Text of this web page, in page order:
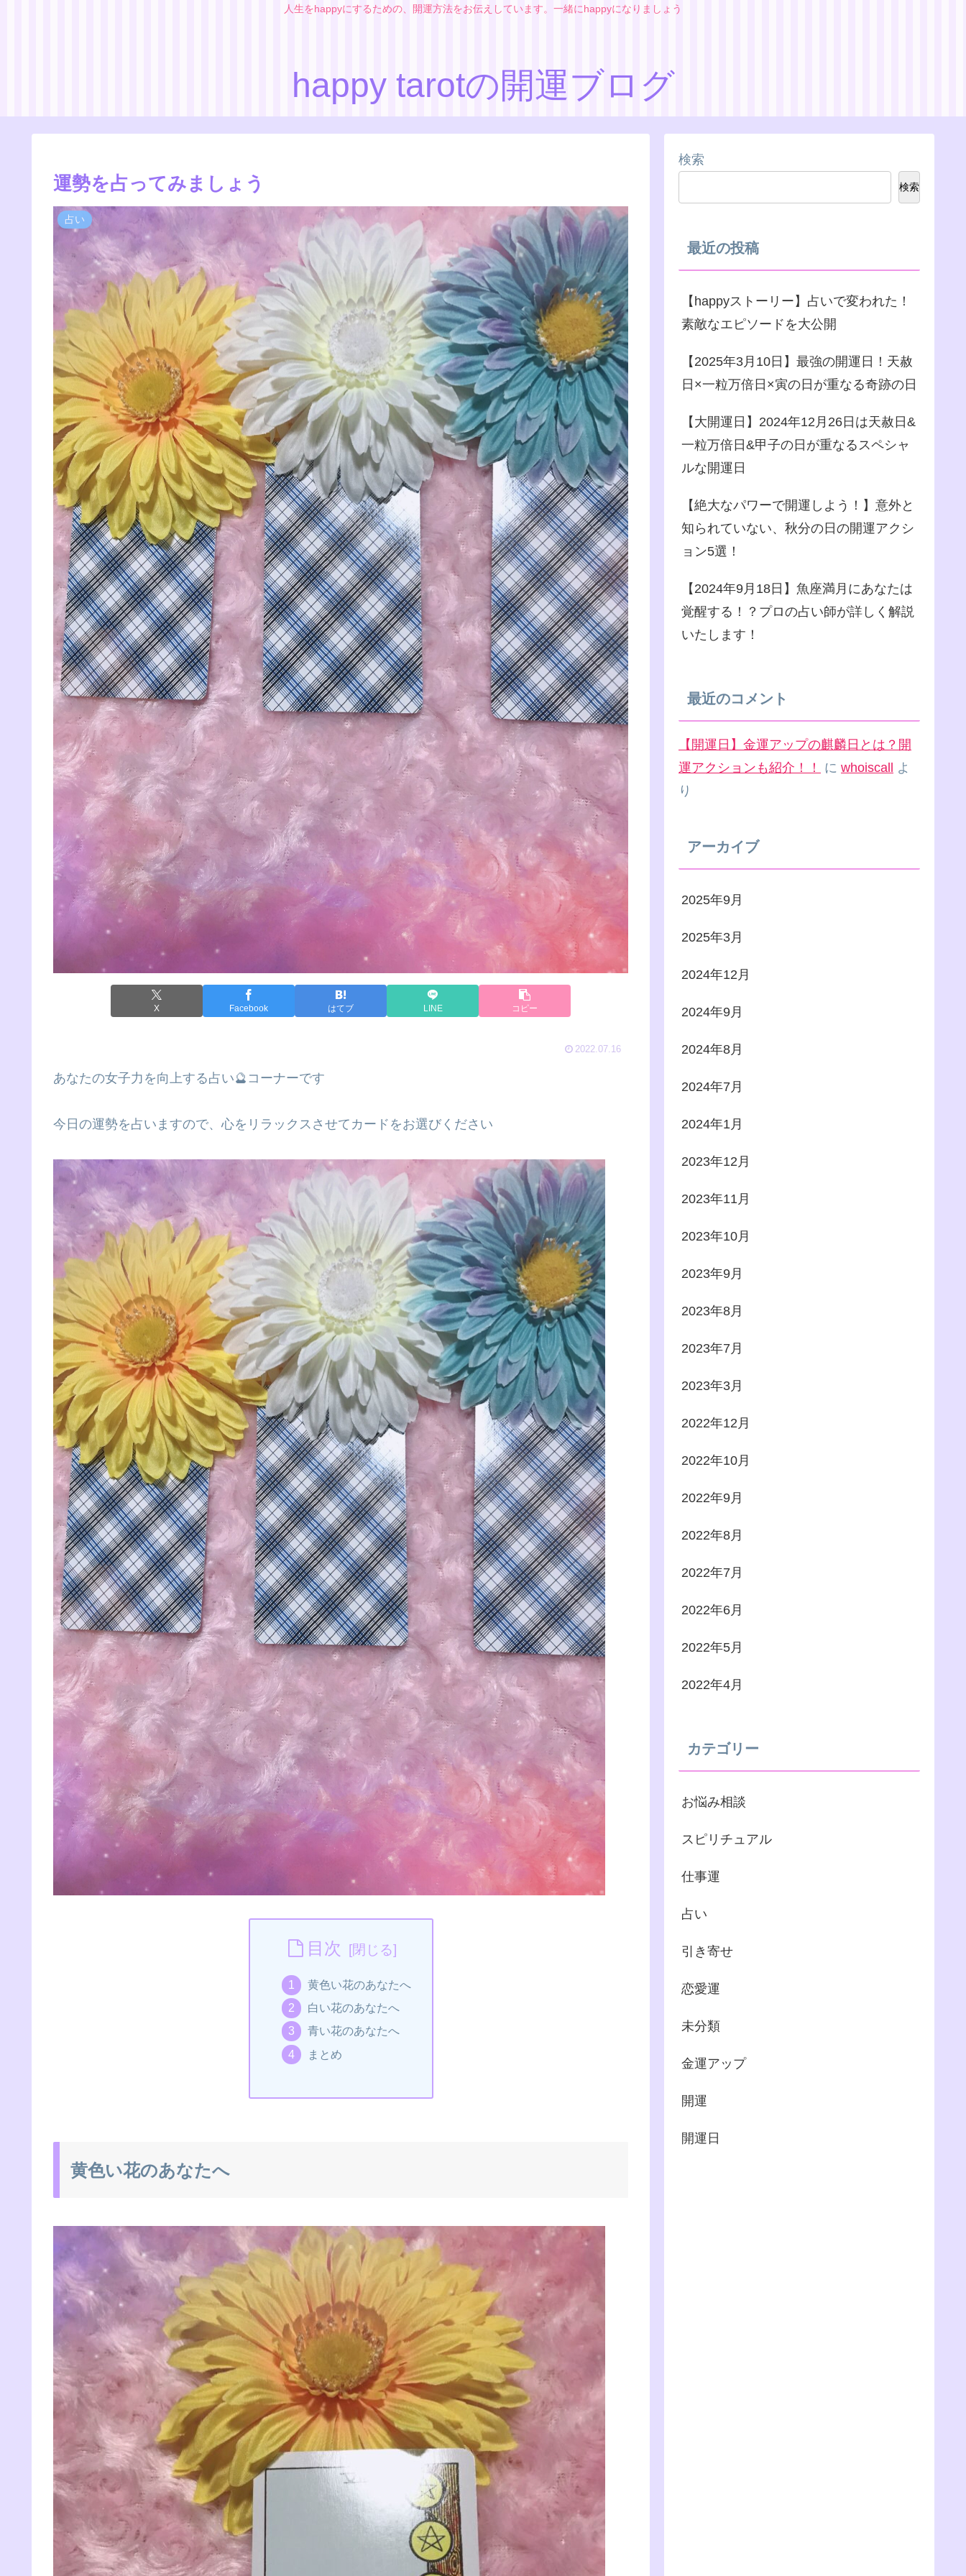
人生をhappyにするための、開運方法をお伝えしています。一緒にhappyになりましょう
happy tarotの開運ブログ
運勢を占ってみましょう
占い
X Facebook はてブ LINE コピー
2022.07.16
あなたの女子力を向上する占い🔮コーナーです
今日の運勢を占いますので、心をリラックスさせてカードをお選びください
目次
黄色い花のあなたへ
白い花のあなたへ
青い花のあなたへ
まとめ
黄色い花のあなたへ
検索
検索
最近の投稿
【happyストーリー】占いで変われた！
素敵なエピソードを大公開
【2025年3月10日】最強の開運日！天赦
日×一粒万倍日×寅の日が重なる奇跡の日
【大開運日】2024年12月26日は天赦日&
一粒万倍日&甲子の日が重なるスペシャ
ルな開運日
【絶大なパワーで開運しよう！】意外と
知られていない、秋分の日の開運アクシ
ョン5選！
【2024年9月18日】魚座満月にあなたは
覚醒する！？プロの占い師が詳しく解説
いたします！
最近のコメント
【開運日】金運アップの麒麟日とは？開
運アクションも紹介！！
に whoiscall よ
り
アーカイブ
2025年9月
2025年3月
2024年12月
2024年9月
2024年8月
2024年7月
2024年1月
2023年12月
2023年11月
2023年10月
2023年9月
2023年8月
2023年7月
2023年3月
2022年12月
2022年10月
2022年9月
2022年8月
2022年7月
2022年6月
2022年5月
2022年4月
カテゴリー
お悩み相談
スピリチュアル
仕事運
占い
引き寄せ
恋愛運
未分類
金運アップ
開運
開運日